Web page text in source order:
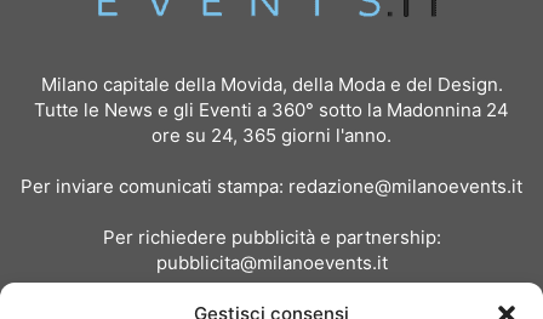
Gestisci consensi
Milano capitale della Movida, della Moda e del Design.
Tutte le News e gli Eventi a 360° sotto la Madonnina 24
ore su 24, 365 giorni l'anno.
Per inviare comunicati stampa: redazione@milanoevents.it
Per richiedere pubblicità e partnership:
pubblicita@milanoevents.it